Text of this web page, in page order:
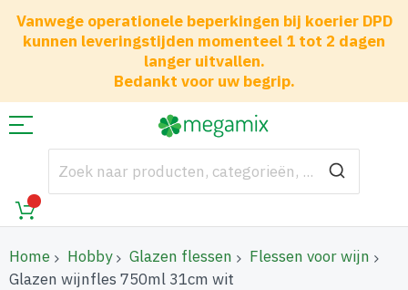
Vanwege operationele beperkingen bij koerier DPD
kunnen leveringstijden momenteel 1 tot 2 dagen
langer uitvallen.
Bedankt voor uw begrip.
Home Hobby Glazen flessen
Flessen voor wijn
Glazen wijnfles 750ml 31cm wit